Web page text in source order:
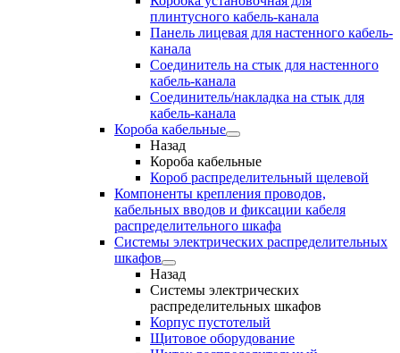
плинтусного кабель-канала
Панель лицевая для настенного кабель-
канала
Соединитель на стык для настенного
кабель-канала
Соединитель/накладка на стык для
кабель-канала
Короба кабельные
Назад
Короба кабельные
Короб распределительный щелевой
Компоненты крепления проводов,
кабельных вводов и фиксации кабеля
распределительного шкафа
Системы электрических распределительных
шкафов
Назад
Системы электрических
распределительных шкафов
Корпус пустотелый
Щитовое оборудование